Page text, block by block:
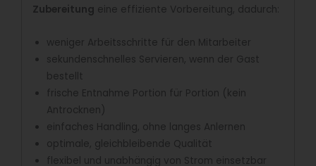
Zubereitung eine effiziente Vorbereitung, dadurch:
weniger Arbeitsschritte für den Mitarbeiter
sekundenschnelles Servieren, wenn der Gast
bestellt
frische Entnahme Portion für Portion (kein
Antrocknen)
einfaches Handling, ohne langes Anlernen
optimale, gleichbleibende Qualität
flexibel und unabhängig von Strom einsetzbar